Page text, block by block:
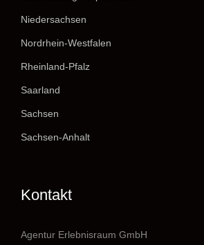
Niedersachsen
Nordrhein-Westfalen
Rheinland-Pfalz
Saarland
Sachsen
Sachsen-Anhalt
Kontakt
Agentur Erlebnisraum GmbH